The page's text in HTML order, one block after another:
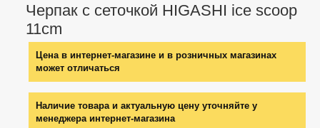
Черпак с сеточкой HIGASHI ice scoop
11cm
Цена в интернет-магазине и в розничных магазинах
может отличаться
Наличие товара и актуальную цену уточняйте у
менеджера интернет-магазина